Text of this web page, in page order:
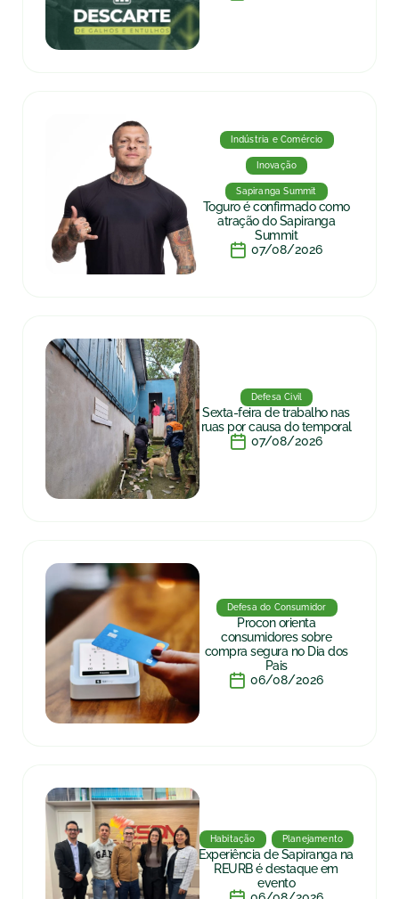
Indústria e Comércio
Inovação
Sapiranga Summit
Toguro é confirmado como
atração do Sapiranga
Summit
07/08/2026
Defesa Civil
Sexta-feira de trabalho nas
ruas por causa do temporal
07/08/2026
Defesa do Consumidor
Procon orienta
consumidores sobre
compra segura no Dia dos
Pais
06/08/2026
Habitação Planejamento
Experiência de Sapiranga na
REURB é destaque em
evento